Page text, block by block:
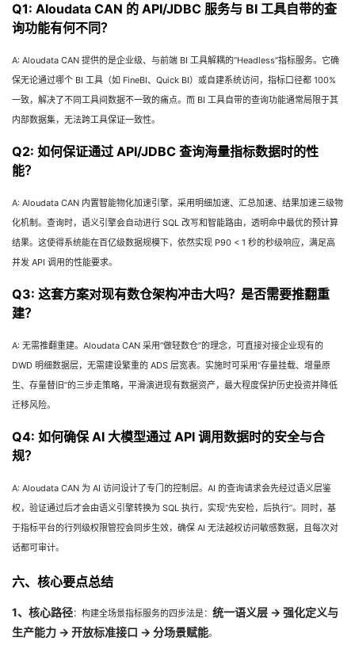
Q1: Aloudata CAN 的 API/JDBC 服务与 BI 工具自带的查
询功能有何不同？
A: Aloudata CAN 提供的是企业级、与前端 BI 工具解耦的“Headless”指标服务。它确
保无论通过哪个 BI 工具（如 FineBI、Quick BI）或自建系统访问，指标口径都 100%
一致，解决了不同工具间数据不一致的痛点。而 BI 工具自带的查询功能通常局限于其
内部数据集，无法跨工具保证一致性。
Q2: 如何保证通过 API/JDBC 查询海量指标数据时的性
能？
A: Aloudata CAN 内置智能物化加速引擎，采用明细加速、汇总加速、结果加速三级物
化机制。查询时，语义引擎会自动进行 SQL 改写和智能路由，透明命中最优的预计算
结果。这使得系统能在百亿级数据规模下，依然实现 P90 < 1 秒的秒级响应，满足高
并发 API 调用的性能要求。
Q3: 这套方案对现有数仓架构冲击大吗？是否需要推翻重
建？
A: 无需推翻重建。Aloudata CAN 采用“做轻数仓”的理念，可直接对接企业现有的
DWD 明细数据层，无需建设繁重的 ADS 层宽表。实施时可采用“存量挂载、增量原
生、存量替旧”的三步走策略，平滑演进现有数据资产，最大程度保护历史投资并降低
迁移风险。
Q4: 如何确保 AI 大模型通过 API 调用数据时的安全与合
规？
A: Aloudata CAN 为 AI 访问设计了专门的控制层。AI 的查询请求会先经过语义层鉴
权，验证通过后才会由语义引擎转换为 SQL 执行，实现“先安检，后执行”。同时，基
于指标平台的行列级权限管控会同步生效，确保 AI 无法越权访问敏感数据，且每次对
话都可审计。
六、核心要点总结
1、核心路径：构建全场景指标服务的四步法是： 统一语义层 → 强化定义与
生产能力 → 开放标准接口 → 分场景赋能。